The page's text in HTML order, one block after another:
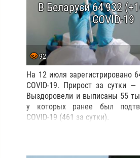
В Беларуси 64 932
COVID-19
92
На 12 июля зарегистрировано
COVID-19. Прирост за сутки
Выздоровели и выписаны 55
у которых ранее был
COVID-19 (461 за сутки).